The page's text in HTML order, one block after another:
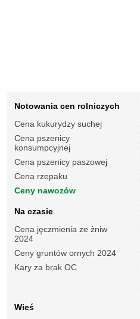
Notowania cen rolniczych
Cena kukurydzy suchej
Cena pszenicy
konsumpcyjnej
Cena pszenicy paszowej
Cena rzepaku
Ceny nawozów
Na czasie
Cena jęczmienia ze żniw
2024
Ceny gruntów ornych 2024
Kary za brak OC
Wieś